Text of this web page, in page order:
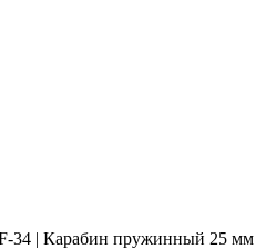
34 | Карабин пружинный 25 мм